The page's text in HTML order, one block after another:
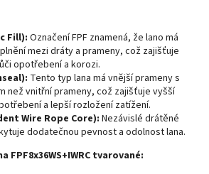
Fill):Označení FPF znamená, že lano má
mezi dráty a prameny, což zajišťuje
opotřebení a korozi.
Tento typ lana má vnější prameny s
než vnitřní prameny, což zajišťuje vyšší
a lepší rozložení zatížení.
Wire Rope Core): Nezávislé drátěné
dodatečnou pevnost a odolnost lana.
FPF8x36WS+IWRC tvarované: